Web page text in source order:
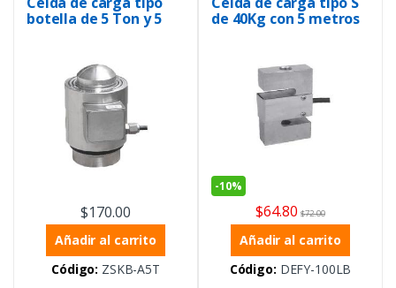
Laboratorio, Instrumentación y
Procesos,Peso
botella de 5 Ton y 5
$170.00
Añadir al carrito
Código: ZSKB-A5T
Laboratorio, General,
Instrumentación y Procesos,
Ofertas,Peso
de 40Kg con 5 metros
-10%
$64.80 $72.00
Añadir al carrito
Código: DEFY-100LB